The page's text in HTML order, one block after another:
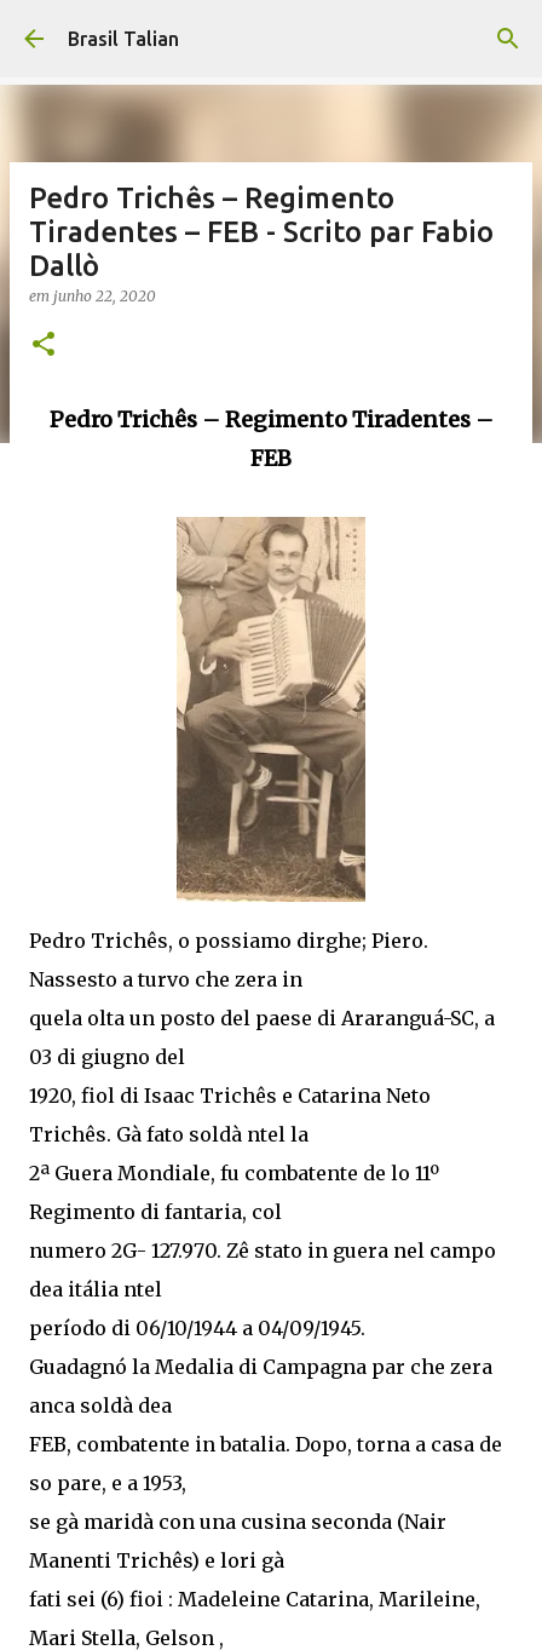
Pular para o conteúdo principal
Brasil Talian
Pedro Trichês – Regimento
Tiradentes – FEB - Scrito par Fabio
Dallò
em junho 22, 2020
Pedro Trichês – Regimento Tiradentes –
FEB
Pedro Trichês, o possiamo dirghe; Piero.
Nassesto a turvo che zera in
quela olta un posto del paese di Araranguá-SC, a
03 di giugno del
1920, fiol di Isaac Trichês e Catarina Neto
Trichês. Gà fato soldà ntel la
2ª Guera Mondiale, fu combatente de lo 11º
Regimento di fantaria, col
numero 2G- 127.970. Zê stato in guera nel campo
dea itália ntel
período di 06/10/1944 a 04/09/1945.
Guadagnó la Medalia di Campagna par che zera
anca soldà dea
FEB, combatente in batalia. Dopo, torna a casa de
so pare, e a 1953,
se gà maridà con una cusina seconda (Nair
Manenti Trichês) e lori gà
fati sei (6) fioi : Madeleine Catarina, Marileine,
Mari Stella, Gelson ,